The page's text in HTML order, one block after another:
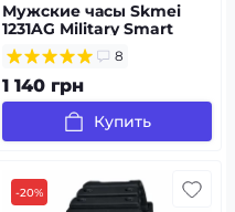
Мужские часы Skmei
1231AG Military Smart
Watch + Compass
8
1 140 грн
Купить
-20%